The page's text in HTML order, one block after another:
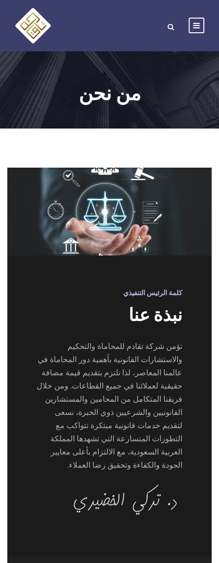
من نحن
كلمة الرئيس التنفيذي
نبذة عنا
تؤمن شركة تقادم للمحاماة والتحكيم
والاستشارات القانونية بأهمية دور المحاماة في
عالمنا المعاصر، لذا نلتزم بتقديم قيمة مضافة
حقيقية لعملائنا في جميع القطاعات. ومن خلال
فريقنا المتكامل من المحامين والمستشارين
القانونيين والشرعيين ذوي الخبرة، نسعى
لتقديم خدمات قانونية مبتكرة تتواكب مع
التطورات المتسارعة التي تشهدها المملكة
العربية السعودية، مع الالتزام بأعلى معايير
الجودة والكفاءة وتحقيق رضا العملاء.